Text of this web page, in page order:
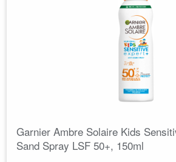
Garnier Ambre Solaire Kids
Sand Spray LSF 50+, 150ml